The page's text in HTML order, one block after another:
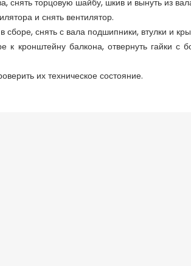
снять торцовую шайбу, шкив и вынуть из
и снять вентилятор.
снять с вала подшипники, втулки и
кронштейну балкона, отвернуть гайки с
их техническое состояние.